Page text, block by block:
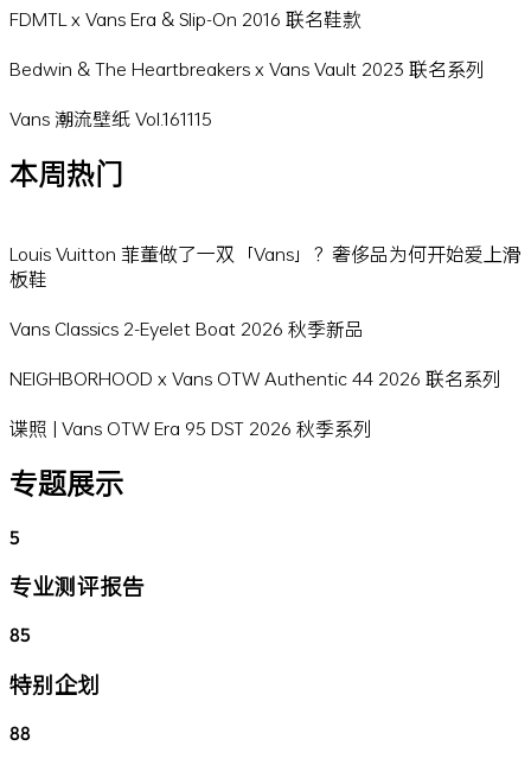
FDMTL x Vans Era & Slip-On 2016 联名鞋款
Bedwin & The Heartbreakers x Vans Vault 2023 联名系列
Vans 潮流壁纸 Vol.161115
本周热门
Louis Vuitton 菲董做了一双「Vans」？奢侈品为何开始爱上滑
板鞋
Vans Classics 2-Eyelet Boat 2026 秋季新品
NEIGHBORHOOD x Vans OTW Authentic 44 2026 联名系列
谍照 | Vans OTW Era 95 DST 2026 秋季系列
专题展示
5
专业测评报告
85
特别企划
88